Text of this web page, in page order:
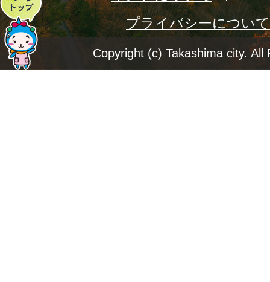
ー
ジ
プライバシーについて
Copyright (c) Takashima city. All